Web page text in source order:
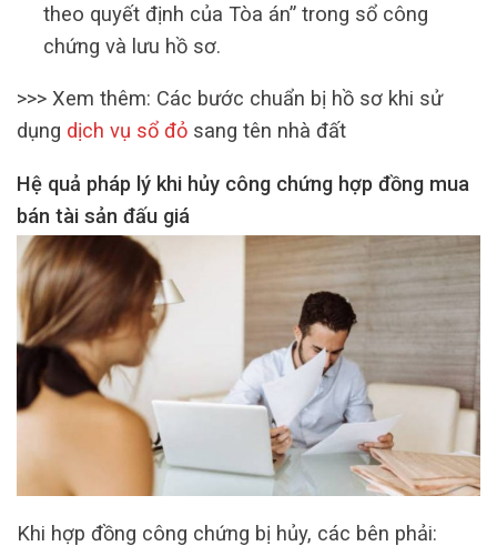
theo quyết định của Tòa án” trong sổ công
chứng và lưu hồ sơ.
>>> Xem thêm: Các bước chuẩn bị hồ sơ khi sử
dụng dịch vụ sổ đỏ sang tên nhà đất
Hệ quả pháp lý khi hủy công chứng hợp đồng mua
bán tài sản đấu giá
Khi hợp đồng công chứng bị hủy, các bên phải: